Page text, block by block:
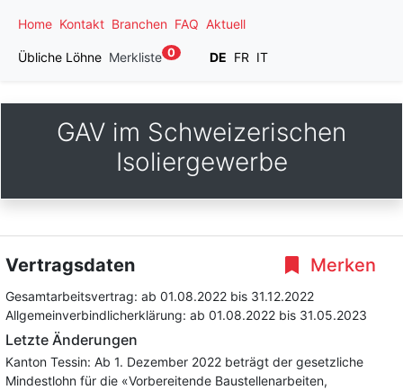
Home Kontakt Branchen FAQ Aktuell
Übliche Löhne Merkliste 0 DE FR IT
GAV im Schweizerischen
Isoliergewerbe
Merken
Vertragsdaten
Gesamtarbeitsvertrag: ab 01.08.2022 bis 31.12.2022
Allgemeinverbindlicherklärung: ab 01.08.2022 bis 31.05.2023
Letzte Änderungen
Kanton Tessin: Ab 1. Dezember 2022 beträgt der gesetzliche
Mindestlohn für die «Vorbereitende Baustellenarbeiten,